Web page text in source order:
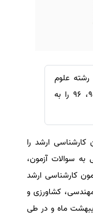
رشته علوم
انسانی گرایش آماد سالهای 94، 95، 96 را به
ارشد را
به سوالات آزمون،
کارشناسی ارشد
مهندسی، کشاورزی و
ماه و در طی